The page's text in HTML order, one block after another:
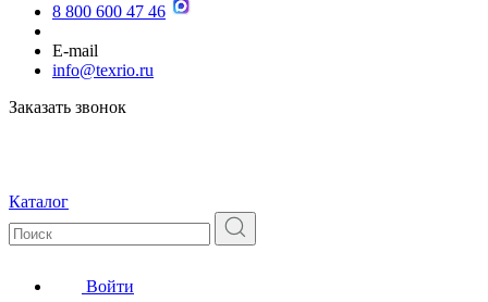
8 800 600 47 46
E-mail
info@texrio.ru
Заказать звонок
Каталог
Войти